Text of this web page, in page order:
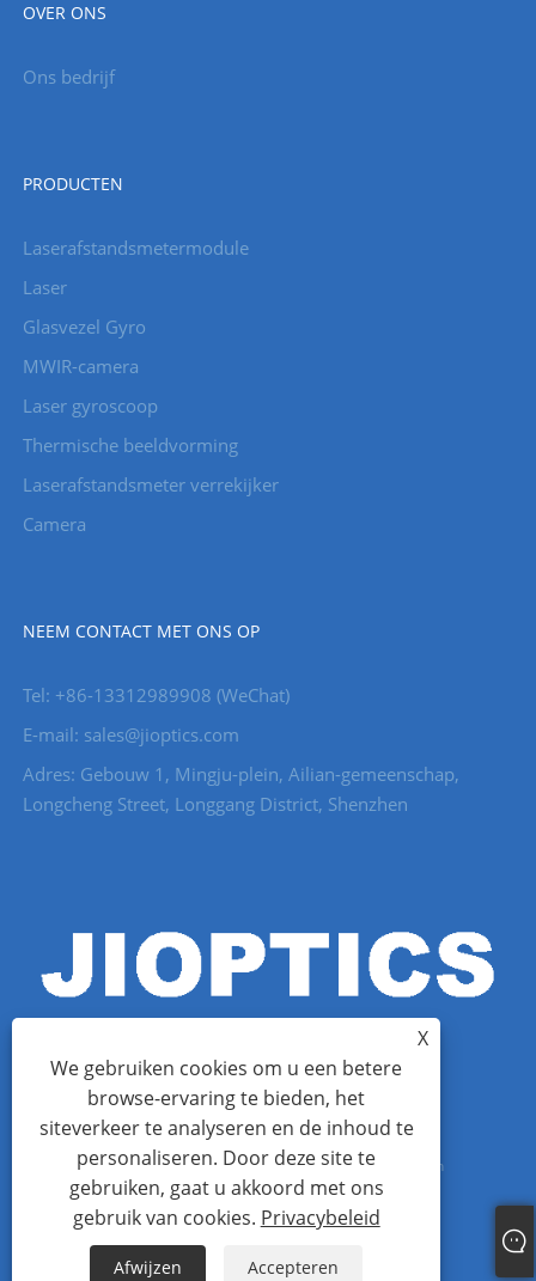
OVER ONS
Ons bedrijf
PRODUCTEN
Laserafstandsmetermodule
Laser
Glasvezel Gyro
MWIR-camera
Laser gyroscoop
Thermische beeldvorming
Laserafstandsmeter verrekijker
Camera
NEEM CONTACT MET ONS OP
Tel: +86-13312989908 (WeChat)
E-mail: sales@jioptics.com
Adres: Gebouw 1, Mingju-plein, Ailian-gemeenschap,
Longcheng Street, Longgang District, Shenzhen
Copyright © 2022 Shenzhen Jioptics Technology Co., Ltd -
Laserafstandsmetermodule, Zoom MWIR-camera - Alle rechten
voorbehouden.
Sitemap XML Privacybeleid
X
We gebruiken cookies om u een betere
browse-ervaring te bieden, het
siteverkeer te analyseren en de inhoud te
personaliseren. Door deze site te
gebruiken, gaat u akkoord met ons
gebruik van cookies. Privacybeleid
Afwijzen Accepteren